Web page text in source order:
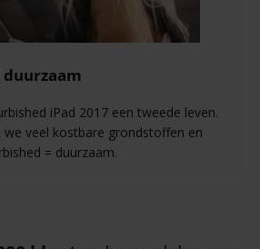
iPad 2017 een tweede leven.
we veel kostbare grondstoffen en
= duurzaam.